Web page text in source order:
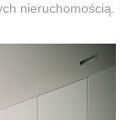
nieruchomością.